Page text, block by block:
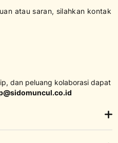
atau saran, silahkan kontak
dan peluang kolaborasi dapat